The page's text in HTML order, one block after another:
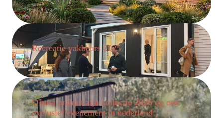
Recreatie vakbeurs 2025
O'hara onthult zijn collectie 2026 op een
exclusief evenement in nederland